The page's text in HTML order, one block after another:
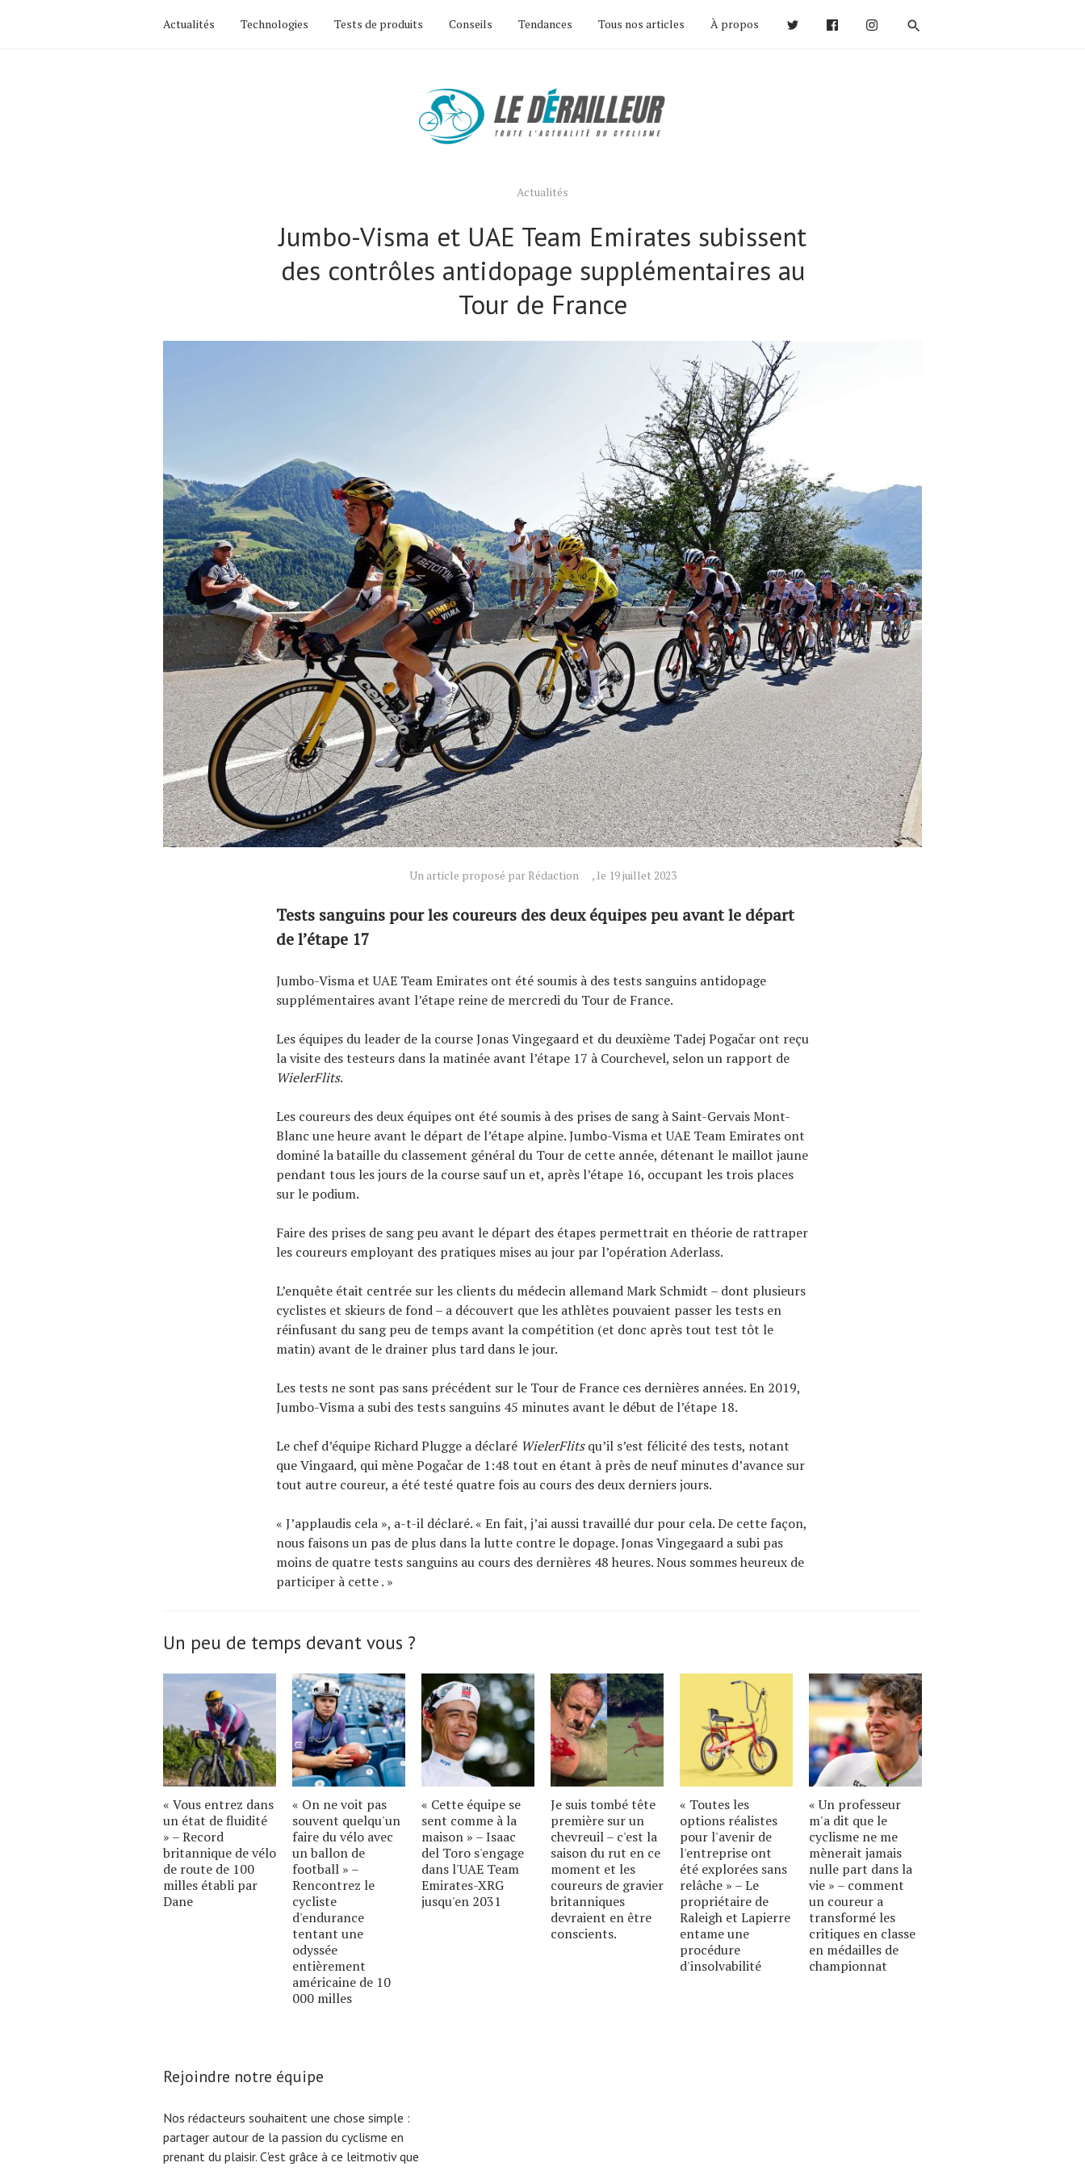
Actualités Technologies Tests de produits Conseils Tendances Tous nos articles À propos
Actualités
Jumbo-Visma et UAE Team Emirates subissent
des contrôles antidopage supplémentaires au
Tour de France
Un article proposé par Rédaction , le 19 juillet 2023
Tests sanguins pour les coureurs des deux équipes peu avant le départ
de l’étape 17
Jumbo-Visma et UAE Team Emirates ont été soumis à des tests sanguins antidopage
supplémentaires avant l’étape reine de mercredi du Tour de France.
Les équipes du leader de la course Jonas Vingegaard et du deuxième Tadej Pogačar ont reçu
la visite des testeurs dans la matinée avant l’étape 17 à Courchevel, selon un rapport de
WielerFlits.
Les coureurs des deux équipes ont été soumis à des prises de sang à Saint-Gervais Mont-
Blanc une heure avant le départ de l’étape alpine. Jumbo-Visma et UAE Team Emirates ont
dominé la bataille du classement général du Tour de cette année, détenant le maillot jaune
pendant tous les jours de la course sauf un et, après l’étape 16, occupant les trois places
sur le podium.
Faire des prises de sang peu avant le départ des étapes permettrait en théorie de rattraper
les coureurs employant des pratiques mises au jour par l’opération Aderlass.
L’enquête était centrée sur les clients du médecin allemand Mark Schmidt – dont plusieurs
cyclistes et skieurs de fond – a découvert que les athlètes pouvaient passer les tests en
réinfusant du sang peu de temps avant la compétition (et donc après tout test tôt le
matin) avant de le drainer plus tard dans le jour.
Les tests ne sont pas sans précédent sur le Tour de France ces dernières années. En 2019,
Jumbo-Visma a subi des tests sanguins 45 minutes avant le début de l’étape 18.
Le chef d’équipe Richard Plugge a déclaré WielerFlitsqu’il s’est félicité des tests, notant
que Vingaard, qui mène Pogačar de 1:48 tout en étant à près de neuf minutes d’avance sur
tout autre coureur, a été testé quatre fois au cours des deux derniers jours.
« J’applaudis cela », a-t-il déclaré. « En fait, j’ai aussi travaillé dur pour cela. De cette façon,
nous faisons un pas de plus dans la lutte contre le dopage. Jonas Vingegaard a subi pas
moins de quatre tests sanguins au cours des dernières 48 heures. Nous sommes heureux de
participer à cette . »
Un peu de temps devant vous ?
« Vous entrez dans
un état de fluidité
» – Record
britannique de vélo
de route de 100
milles établi par
Dane
« On ne voit pas
souvent quelqu'un
faire du vélo avec
un ballon de
football » –
Rencontrez le
cycliste
d'endurance
tentant une
odyssée
entièrement
américaine de 10
000 milles
« Cette équipe se
sent comme à la
maison » – Isaac
del Toro s'engage
dans l'UAE Team
Emirates-XRG
jusqu'en 2031
Je suis tombé tête
première sur un
chevreuil – c'est la
saison du rut en ce
moment et les
coureurs de gravier
britanniques
devraient en être
conscients.
« Toutes les
options réalistes
pour l'avenir de
l'entreprise ont
été explorées sans
relâche » – Le
propriétaire de
Raleigh et Lapierre
entame une
procédure
d'insolvabilité
« Un professeur
m'a dit que le
cyclisme ne me
mènerait jamais
nulle part dans la
vie » – comment
un coureur a
transformé les
critiques en classe
en médailles de
championnat
Rejoindre notre équipe
Nos rédacteurs souhaitent une chose simple :
partager autour de la passion du cyclisme en
prenant du plaisir. C'est grâce à ce leitmotiv que